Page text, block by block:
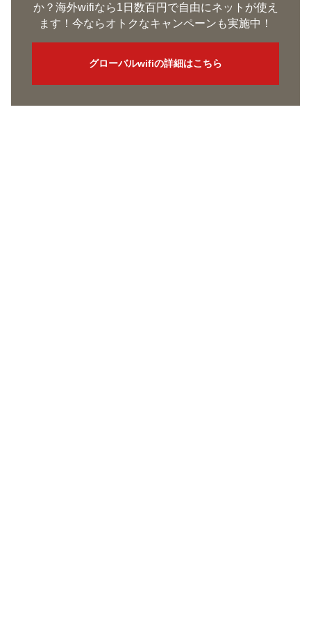
か？海外wifiなら1日数百円で自由にネットが使え
ます！今ならオトクなキャンペーンも実施中！
グローバルwifiの詳細はこちら